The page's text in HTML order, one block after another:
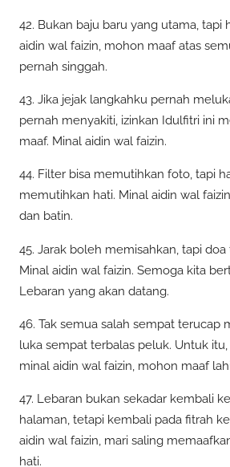
42. Bukan baju baru yang utama, tapi
aidin wal faizin, mohon maaf atas
pernah singgah.
43. Jika jejak langkahku pernah
pernah menyakiti, izinkan Idulfitri ini
maaf. Minal aidin wal faizin.
44. Filter bisa memutihkan foto, tapi
memutihkan hati. Minal aidin wal
dan batin.
45. Jarak boleh memisahkan, tapi
Minal aidin wal faizin. Semoga kita
Lebaran yang akan datang.
46. Tak semua salah sempat terucap
luka sempat terbalas peluk. Untuk
minal aidin wal faizin, mohon maaf
47. Lebaran bukan sekadar kembali
halaman, tetapi kembali pada fitrah
aidin wal faizin, mari saling
hati.